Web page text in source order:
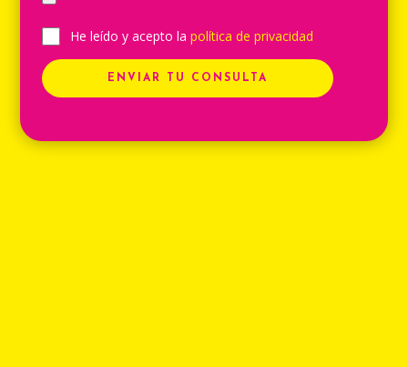
He leído y acepto lapolítica de privacidad